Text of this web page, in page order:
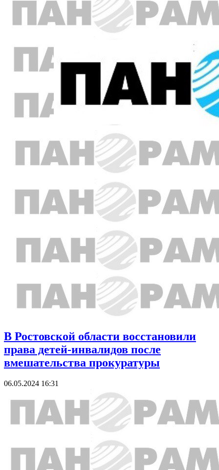
В Ростовской области восстановили
права детей-инвалидов после
вмешательства прокуратуры
06.05.2024 16:31